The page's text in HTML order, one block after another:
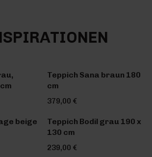
Teppich Sana braun 180
cm
379,00 €
beige
Teppich Bodil grau 190 x
130 cm
239,00 €